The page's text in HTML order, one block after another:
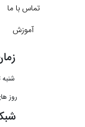
تماس با ما
آموزش
شنبه
روز